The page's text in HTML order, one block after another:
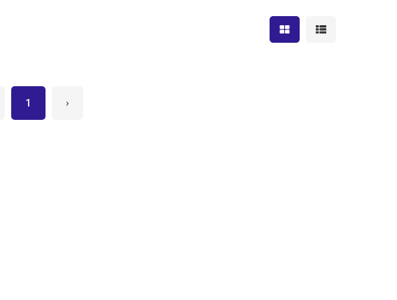
Mostrar resultados em
Mostrar
1 ›